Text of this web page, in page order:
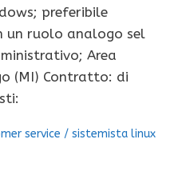
preferibile
un ruolo analogo sel
Area
(MI) Contratto: di
service / sistemista linux